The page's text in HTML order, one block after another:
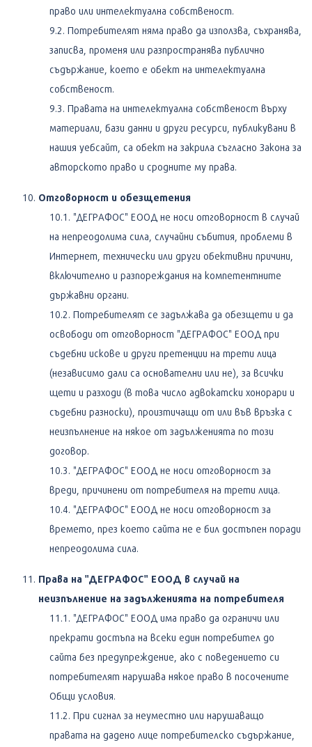
право или интелектуална собственост.
Потребителят няма право да използва, съхранява,
записва, променя или разпространява публично
съдържание, което е обект на интелектуална
собственост.
Правата на интелектуална собственост върху
материали, бази данни и други ресурси, публикувани в
нашия уебсайт, са обект на закрила съгласно Закона за
авторското право и сродните му права.
Отговорност и обезщетения
"ДЕГРАФОС" ЕООД не носи отговорност в случай
на непреодолима сила, случайни събития, проблеми в
Интернет, технически или други обективни причини,
включително и разпореждания на компетентните
държавни органи.
Потребителят се задължава да обезщети и да
освободи от отговорност "ДЕГРАФОС" ЕООД при
съдебни искове и други претенции на трети лица
(независимо дали са основателни или не), за всички
щети и разходи (в това число адвокатски хонорари и
съдебни разноски), произтичащи от или във връзка с
неизпълнение на някое от задълженията по този
договор.
"ДЕГРАФОС" ЕООД не носи отговорност за
вреди, причинени от потребителя на трети лица.
"ДЕГРАФОС" ЕООД не носи отговорност за
времето, през което сайтa не е бил достъпен поради
непреодолима сила.
Права на "ДЕГРАФОС" ЕООД в случай на
неизпълнение на задълженията на потребителя
"ДЕГРАФОС" ЕООД има право да ограничи или
прекрати достъпа на всеки един потребител до
сайта без предупреждение, ако с поведението си
потребителят нарушава някое право в посочените
Общи условия.
При сигнал за неуместно или нарушаващо
правата на дадено лице потребителско съдържание,